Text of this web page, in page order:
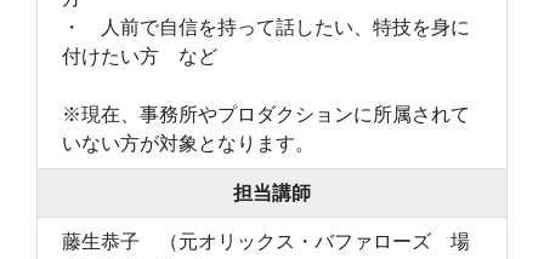
・ 人前で自信を持って話したい、特技を身に
付けたい方 など
※現在、事務所やプロダクションに所属されて
いない方が対象となります。
担当講師
藤生恭子 （元オリックス・バファローズ 場